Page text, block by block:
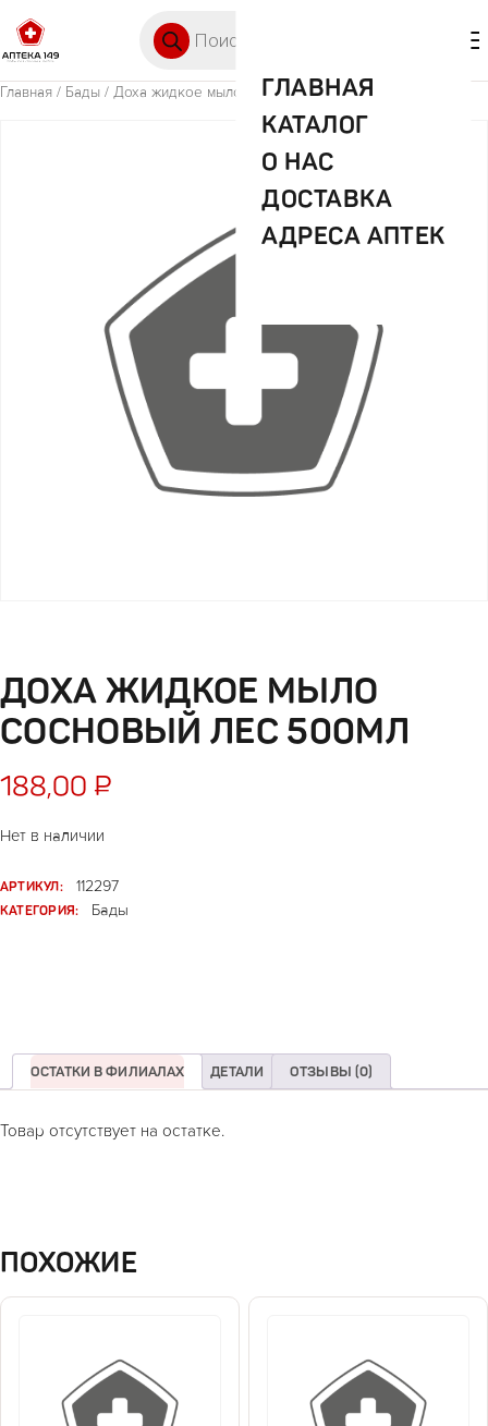
ГЛАВНАЯ
КАТАЛОГ
О НАС
ДОСТАВКА
АДРЕСА АПТЕК
Главная / Бады / Доха жидкое мыло сосновый лес 500мл
ДОХА ЖИДКОЕ МЫЛО
СОСНОВЫЙ ЛЕС 500МЛ
188,00 ₽
Нет в наличии
АРТИКУЛ:
112297
КАТЕГОРИЯ:
Бады
ОСТАТКИ В ФИЛИАЛАХ ДЕТАЛИ ОТЗЫВЫ (0)
Товар отсутствует на остатке.
ПОХОЖИЕ